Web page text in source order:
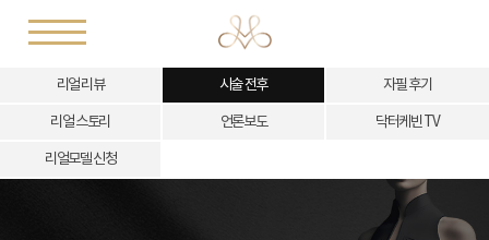
리얼 리뷰 시술 전후 자필 후기
리얼 스토리 언론보도 닥터케빈 TV
리얼모델 신청